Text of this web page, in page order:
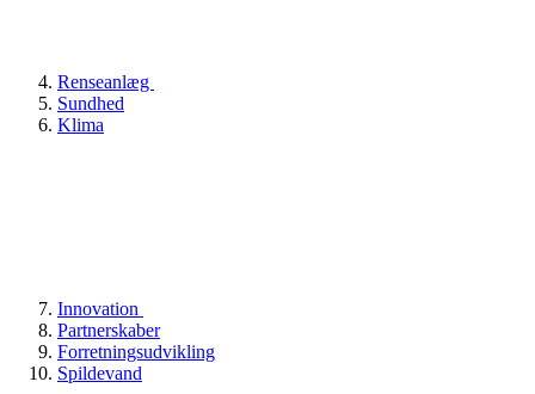
Renseanlæg
Sundhed
Klima
Innovation
Partnerskaber
Forretningsudvikling
Spildevand